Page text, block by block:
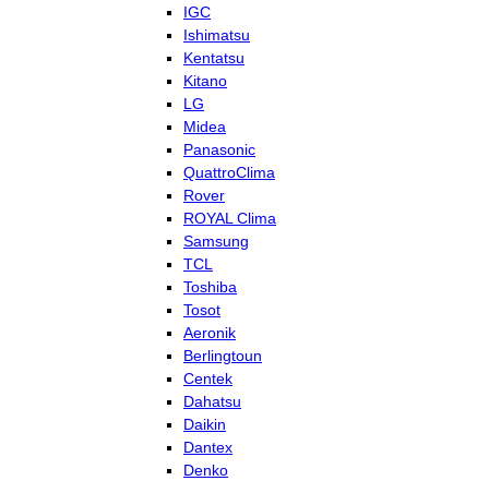
IGC
Ishimatsu
Kentatsu
Kitano
LG
Midea
Panasonic
QuattroClima
Rover
ROYAL Clima
Samsung
TCL
Toshiba
Tosot
Aeronik
Berlingtoun
Centek
Dahatsu
Daikin
Dantex
Denko